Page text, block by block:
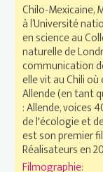
Chilo-Mexicaine,
à l’Université
en science au
naturelle de
communication
elle vit au Chili
Allende (en tant
: Allende, voices
de l'écologie et
est son premier
Réalisateurs en
Filmographie: